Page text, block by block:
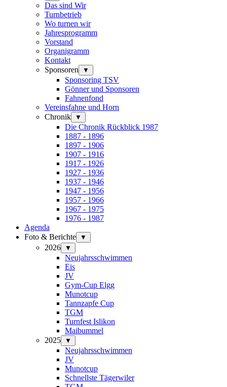
Das sind Wir
Turnbetrieb
Wo turnen wir
Jahresprogramm
Vorstand
Organigramm
Kontakt
Sponsoren
▼
Sponsoring TSV
Gönner und Sponsoren
Fahnenfond
Vereinsfahne und Horn
Chronik
▼
Die Chronik Rückblick 1987
1887 - 1896
1897 - 1906
1907 - 1916
1917 - 1926
1927 - 1936
1937 - 1946
1947 - 1956
1957 - 1966
1967 - 1975
1976 - 1987
Agenda
Foto & Berichte
▼
2026 ▼
Neujahrsschwimmen
Eis
JV
Gym-Cup Elgg
Munotcup
Tannzapfe Cup
TGM
Turnfest Islikon
Maibummel
2025
▼
Neujahrsschwimmen
JV
Munotcup
Schnellste Tägerwiler